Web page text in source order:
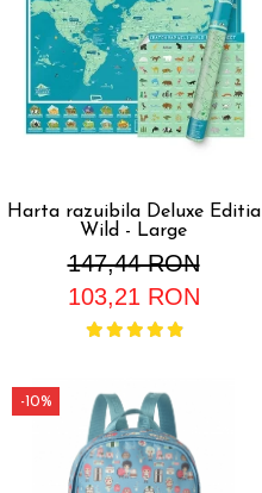
Harta razuibila Deluxe Editia
Wild - Large
147,44 RON
103,21 RON
-10%